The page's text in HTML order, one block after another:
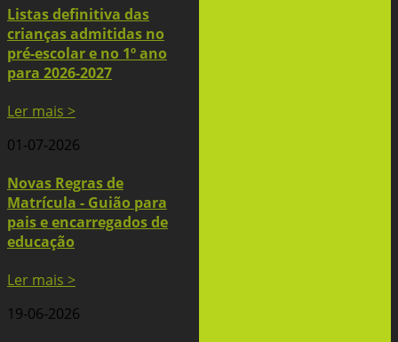
Listas definitiva das
crianças admitidas no
pré-escolar e no 1º ano
para 2026-2027
Ler mais >
01-07-2026
Novas Regras de
Matrícula - Guião para
pais e encarregados de
educação
Ler mais >
19-06-2026